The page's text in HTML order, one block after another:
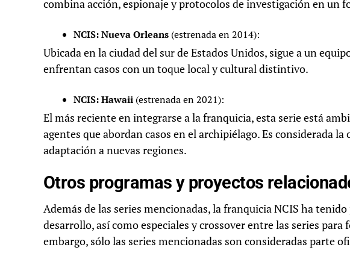
combina acción, espionaje y protocolos de investigación en un
NCIS: Nueva Orleans (estrenada en 2014):
Ubicada en la ciudad del sur de Estados Unidos, sigue a un
enfrentan casos con un toque local y cultural distintivo.
NCIS: Hawaii (estrenada en 2021):
El más reciente en integrarse a la franquicia, esta serie está
agentes que abordan casos en el archipiélago. Es considerada
adaptación a nuevas regiones.
Otros programas y proyectos
Además de las series mencionadas, la franquicia NCIS ha
desarrollo, así como especiales y crossover entre las series
embargo, sólo las series mencionadas son consideradas parte